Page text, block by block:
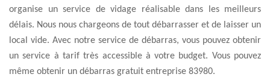
organise un service de vidage réalisable dans les meilleurs
délais. Nous nous chargeons de tout débarrasser et de laisser un
local vide. Avec notre service de débarras, vous pouvez obtenir
un service à tarif très accessible à votre budget. Vous pouvez
même obtenir un débarras gratuit entreprise 83980.